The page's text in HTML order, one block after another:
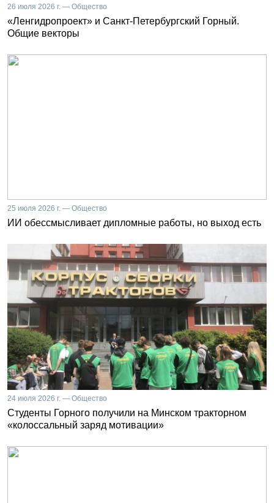
26 июля 2026 г. — Общество
«Ленгидропроект» и Санкт-Петербургский Горный.
Общие векторы
25 июля 2026 г. — Общество
ИИ обессмысливает дипломные работы, но выход есть
24 июля 2026 г. — Общество
Студенты Горного получили на Минском тракторном
«колоссальный заряд мотивации»